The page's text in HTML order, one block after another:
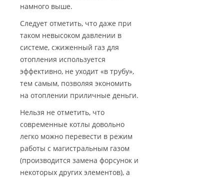
намного выше.
Следует отметить, что даже при
таком невысоком давлении в
системе, сжиженный газ для
отопления используется
эффективно, не уходит «в трубу»,
тем самым, позволяя экономить
на отоплении приличные деньги.
Нельзя не отметить, что
современные котлы довольно
легко можно перевести в режим
работы с магистральным газом
(производится замена форсунок и
некоторых других элементов), а